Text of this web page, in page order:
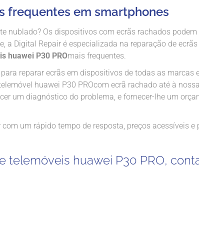
frequentes em smartphones
nublado? Os dispositivos com ecrãs rachados
Digital Repair é especializada na reparação de ecrãs
huawei P30 PROmais frequentes.
reparar ecrãs em dispositivos de todas as marcas
huawei P30 PROcom ecrã rachado até à
um diagnóstico do problema, e fornecer-lhe um
um rápido tempo de resposta, preços acessíveis e
telemóveis huawei P30 PRO,